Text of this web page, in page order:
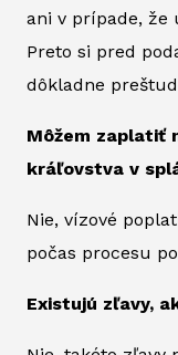
ani v prípade, že
Preto si pred
dôkladne
Môžem zaplatiť
kráľovstva v
Nie, vízové
počas procesu
Existujú zľavy,